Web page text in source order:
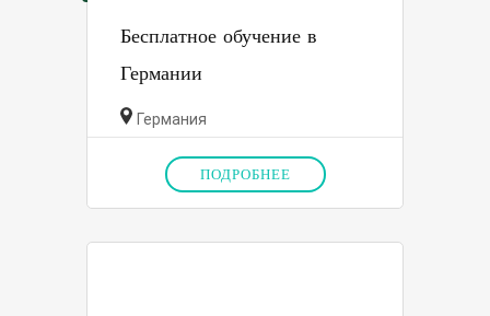
Бесплатное обучение в
Германии
Германия
ПОДРОБНЕЕ